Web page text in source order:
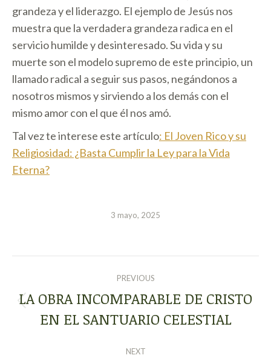
grandeza y el liderazgo. El ejemplo de Jesús nos
muestra que la verdadera grandeza radica en el
servicio humilde y desinteresado. Su vida y su
muerte son el modelo supremo de este principio, un
llamado radical a seguir sus pasos, negándonos a
nosotros mismos y sirviendo a los demás con el
mismo amor con el que él nos amó.
Tal vez te interese este artículo: El Joven Rico y su
Religiosidad: ¿Basta Cumplir la Ley para la Vida
Eterna?
3 mayo, 2025
NAVIGATION
PREVIOUS
Previous
post:
LA OBRA INCOMPARABLE DE CRISTO
EN EL SANTUARIO CELESTIAL
NEXT